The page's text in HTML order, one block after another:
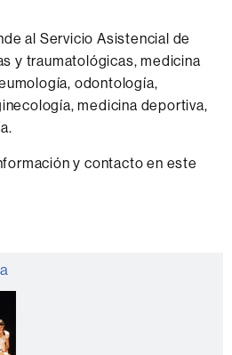
al Servicio Asistencial de
y traumatológicas, medicina
odontología,
medicina deportiva,
y contacto en este